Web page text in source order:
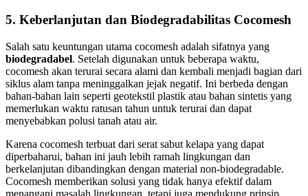
5. Keberlanjutan dan Biodegradabilitas Cocomesh
Salah satu keuntungan utama cocomesh adalah sifatnya yang
biodegradabel. Setelah digunakan untuk beberapa waktu,
cocomesh akan terurai secara alami dan kembali menjadi bagian dari
siklus alam tanpa meninggalkan jejak negatif. Ini berbeda dengan
bahan-bahan lain seperti geotekstil plastik atau bahan sintetis yang
memerlukan waktu ratusan tahun untuk terurai dan dapat
menyebabkan polusi tanah atau air.
Karena cocomesh terbuat dari serat sabut kelapa yang dapat
diperbaharui, bahan ini jauh lebih ramah lingkungan dan
berkelanjutan dibandingkan dengan material non-biodegradable.
Cocomesh memberikan solusi yang tidak hanya efektif dalam
menangani masalah lingkungan, tetapi juga mendukung prinsip